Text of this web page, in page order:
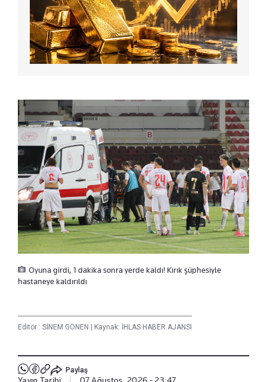
Oyuna girdi, 1 dakika sonra yerde kaldı! Kırık şüphesiyle
hastaneye kaldırıldı
Editör : SİNEM GÖNEN Kaynak: İHLAS HABER AJANSI
Paylaş